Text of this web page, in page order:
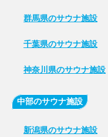
群馬県のサウナ施設
千葉県のサウナ施設
神奈川県のサウナ施設
中部のサウナ施設
新潟県のサウナ施設